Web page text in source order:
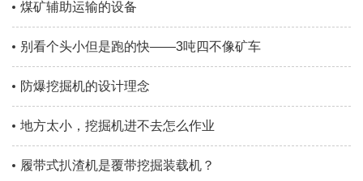
煤矿辅助运输的设备
别看个头小但是跑的快——3吨四不像矿车
防爆挖掘机的设计理念
地方太小，挖掘机进不去怎么作业
履带式扒渣机是覆带挖掘装载机？